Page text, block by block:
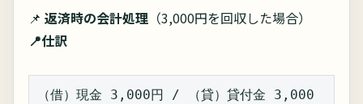
📌 返済時の会計処理 （3,000円を回収した場合）
📍仕訳
（借）現金 3,000円 / （貸）貸付金 3,000